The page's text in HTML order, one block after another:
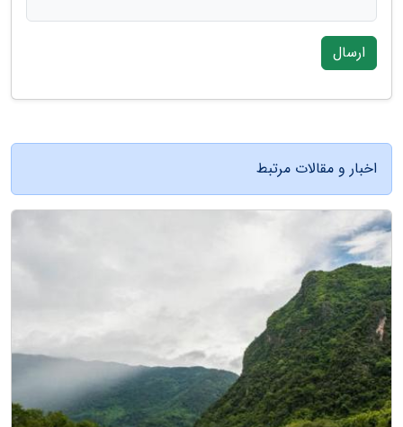
ارسال
اخبار و مقالات مرتبط